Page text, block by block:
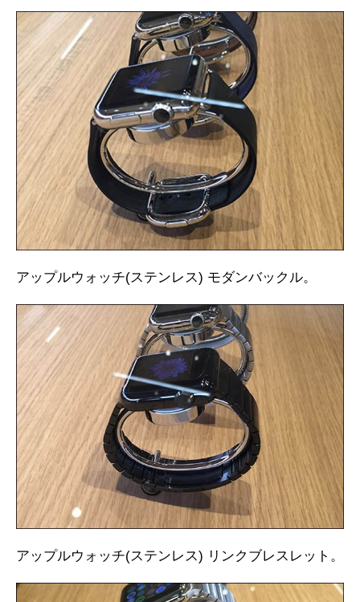
アップルウォッチ(ステンレス) モダンバックル。
アップルウォッチ(ステンレス) リンクブレスレット。